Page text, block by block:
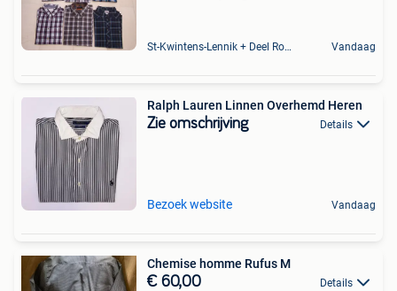
St-Kwintens-Lennik + Deel Roosdaal Vandaag
Ralph Lauren Linnen Overhemd Heren
Zie omschrijving Details
Bezoek website Vandaag
Chemise homme Rufus M
€ 60,00 Details